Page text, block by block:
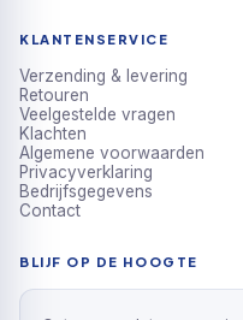
KLANTENSERVICE
Verzending & levering
Retouren
Veelgestelde vragen
Klachten
Algemene voorwaarden
Privacyverklaring
Bedrijfsgegevens
Contact
BLIJF OP DE HOOGTE